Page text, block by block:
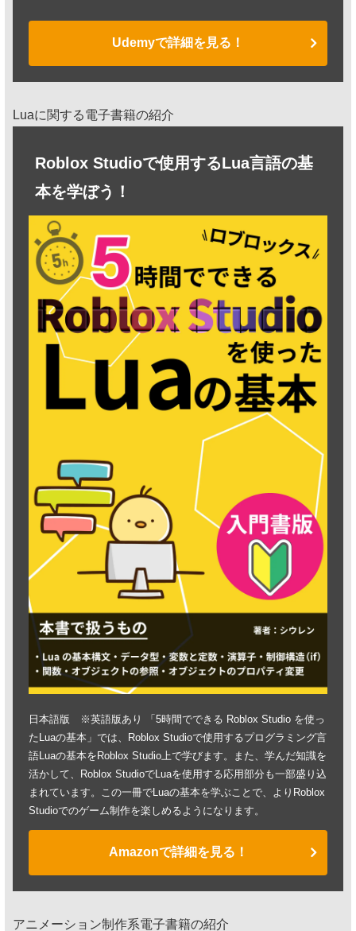
Udemyで詳細を見る！
Luaに関する電子書籍の紹介
Roblox Studioで使用するLua言語の基
本を学ぼう！
日本語版 ※英語版あり 「5時間でできる Roblox Studio を使っ
たLuaの基本」では、Roblox Studioで使用するプログラミング言
語Luaの基本をRoblox Studio上で学びます。また、学んだ知識を
活かして、Roblox StudioでLuaを使用する応用部分も一部盛り込
まれています。この一冊でLuaの基本を学ぶことで、よりRoblox
Studioでのゲーム制作を楽しめるようになります。
Amazonで詳細を見る！
アニメーション制作系電子書籍の紹介